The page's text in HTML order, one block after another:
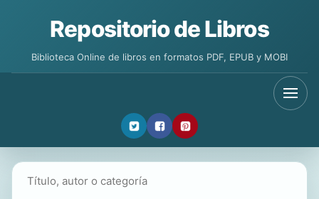
Repositorio de Libros
Biblioteca Online de libros en formatos PDF, EPUB y MOBI